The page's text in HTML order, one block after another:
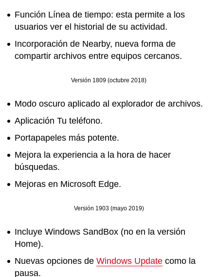
Función Línea de tiempo: esta permite a los
usuarios ver el historial de su actividad.
Incorporación de Nearby, nueva forma de
compartir archivos entre equipos cercanos.
Versión 1809 (octubre 2018)
Modo oscuro aplicado al explorador de archivos.
Aplicación Tu teléfono.
Portapapeles más potente.
Mejora la experiencia a la hora de hacer
búsquedas.
Mejoras en Microsoft Edge.
Versión 1903 (mayo 2019)
Incluye Windows SandBox (no en la versión
Home).
Nuevas opciones de Windows Update como la
pausa.